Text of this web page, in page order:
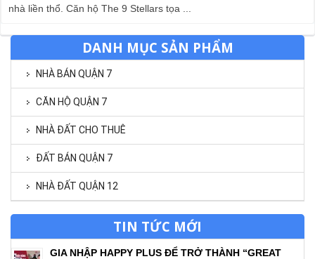
nhà liền thổ. Căn hộ The 9 Stellars tọa ...
DANH MỤC SẢN PHẨM
NHÀ BÁN QUẬN 7
CĂN HỘ QUẬN 7
NHÀ ĐẤT CHO THUÊ
ĐẤT BÁN QUẬN 7
NHÀ ĐẤT QUẬN 12
TIN TỨC MỚI
GIA NHẬP HAPPY PLUS ĐỂ TRỞ THÀNH “GREAT